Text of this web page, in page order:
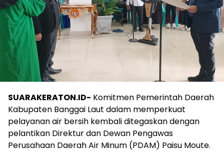
SUARAKERATON.ID- Komitmen Pemerintah Daerah
Kabupaten Banggai Laut dalam memperkuat
pelayanan air bersih kembali ditegaskan dengan
pelantikan Direktur dan Dewan Pengawas
Perusahaan Daerah Air Minum (PDAM) Paisu Moute.